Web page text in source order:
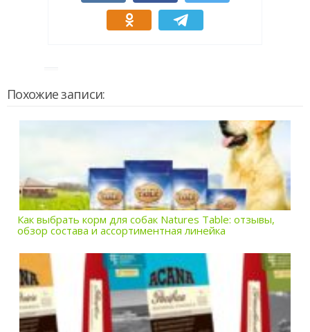
Похожие записи:
Как выбрать корм для собак Natures Table: отзывы,
обзор состава и ассортиментная линейка